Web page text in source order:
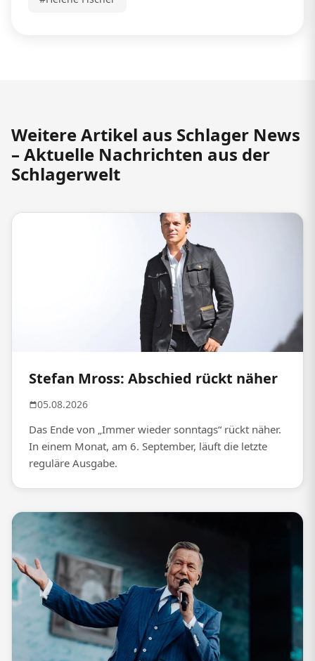
Weitere Artikel aus Schlager News
– Aktuelle Nachrichten aus der
Schlagerwelt
Stefan Mross: Abschied rückt näher
05.08.2026
Das Ende von „Immer wieder sonntags“ rückt näher.
In einem Monat, am 6. September, läuft die letzte
reguläre Ausgabe.